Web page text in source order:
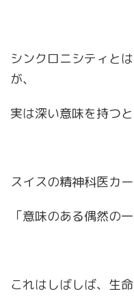
シンクロニシティと
が、
実は深い意味を持つと
スイスの精神科医カ
「意味のある偶然の
これはしばしば、生